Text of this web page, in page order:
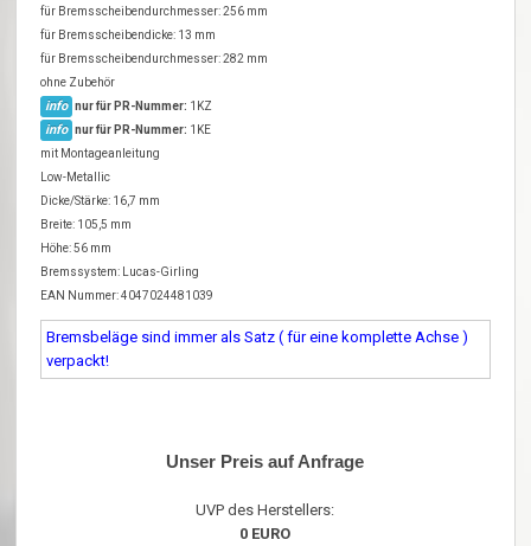
für Bremsscheibendurchmesser: 256 mm
für Bremsscheibendicke: 13 mm
für Bremsscheibendurchmesser: 282 mm
ohne Zubehör
info nur für PR-Nummer: 1KZ
info nur für PR-Nummer: 1KE
mit Montageanleitung
Low-Metallic
Dicke/Stärke: 16,7 mm
Breite: 105,5 mm
Höhe: 56 mm
Bremssystem: Lucas-Girling
EAN Nummer: 4047024481039
Bremsbeläge sind immer als Satz ( für eine komplette Achse )
verpackt!
Unser Preis auf Anfrage
UVP des Herstellers:
0 EURO